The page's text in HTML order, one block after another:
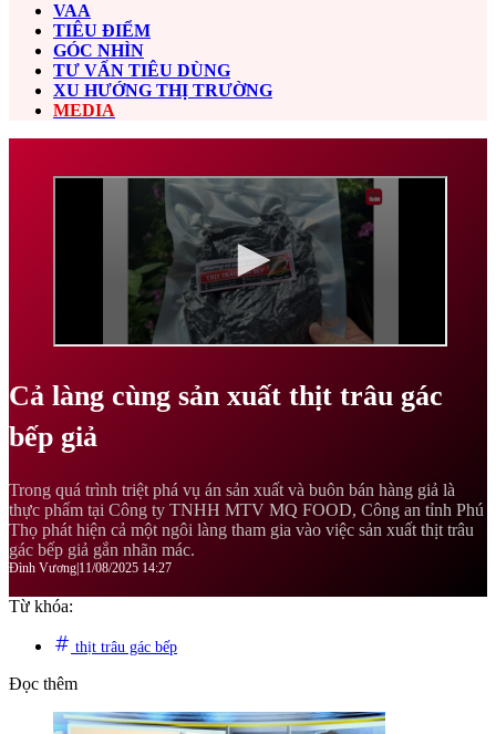
VAA
TIÊU ĐIỂM
GÓC NHÌN
TƯ VẤN TIÊU DÙNG
XU HƯỚNG THỊ TRƯỜNG
MEDIA
Cả làng cùng sản xuất thịt trâu gác
bếp giả
Trong quá trình triệt phá vụ án sản xuất và buôn bán hàng giả là
thực phẩm tại Công ty TNHH MTV MQ FOOD, Công an tỉnh Phú
Thọ phát hiện cả một ngôi làng tham gia vào việc sản xuất thịt trâu
gác bếp giả gắn nhãn mác.
Đình Vương 11/08/2025 14:27
Từ khóa:
thịt trâu gác bếp
Đọc thêm